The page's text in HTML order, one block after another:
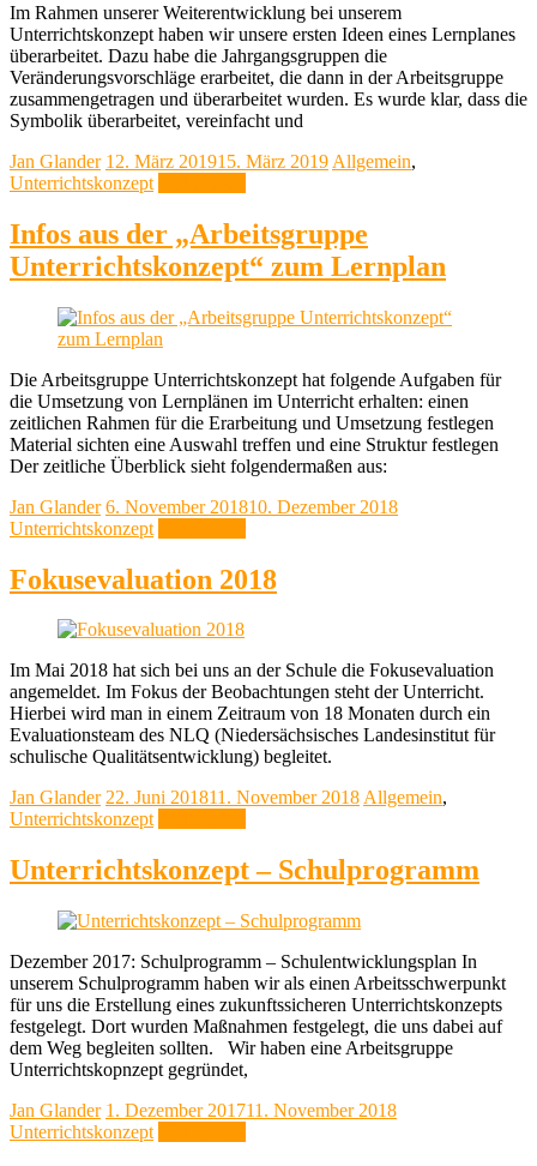
Im Rahmen unserer Weiterentwicklung bei unserem
Unterrichtskonzept haben wir unsere ersten Ideen eines Lernplanes
überarbeitet. Dazu habe die Jahrgangsgruppen die
Veränderungsvorschläge erarbeitet, die dann in der Arbeitsgruppe
zusammengetragen und überarbeitet wurden. Es wurde klar, dass die
Symbolik überarbeitet, vereinfacht und
Jan Glander 12. März 201915. März 2019 Allgemein,
Unterrichtskonzept
Infos aus der „Arbeitsgruppe
Unterrichtskonzept“ zum Lernplan
Die Arbeitsgruppe Unterrichtskonzept hat folgende Aufgaben für
die Umsetzung von Lernplänen im Unterricht erhalten: einen
zeitlichen Rahmen für die Erarbeitung und Umsetzung festlegen
Material sichten eine Auswahl treffen und eine Struktur festlegen
Der zeitliche Überblick sieht folgendermaßen aus:
Jan Glander 6. November 201810. Dezember 2018
Unterrichtskonzept
Fokusevaluation 2018
Im Mai 2018 hat sich bei uns an der Schule die Fokusevaluation
angemeldet. Im Fokus der Beobachtungen steht der Unterricht.
Hierbei wird man in einem Zeitraum von 18 Monaten durch ein
Evaluationsteam des NLQ (Niedersächsisches Landesinstitut für
schulische Qualitätsentwicklung) begleitet.
Jan Glander 22. Juni 201811. November 2018Allgemein,
Unterrichtskonzept
Unterrichtskonzept – Schulprogramm
Dezember 2017: Schulprogramm – Schulentwicklungsplan In
unserem Schulprogramm haben wir als einen Arbeitsschwerpunkt
für uns die Erstellung eines zukunftssicheren Unterrichtskonzepts
festgelegt. Dort wurden Maßnahmen festgelegt, die uns dabei auf
dem Weg begleiten sollten. Wir haben eine Arbeitsgruppe
Unterrichtskopnzept gegründet,
Jan Glander 1. Dezember 201711. November 2018
Unterrichtskonzept